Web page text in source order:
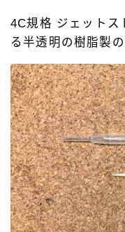
4C規格 ジェットス
る半透明の樹脂製